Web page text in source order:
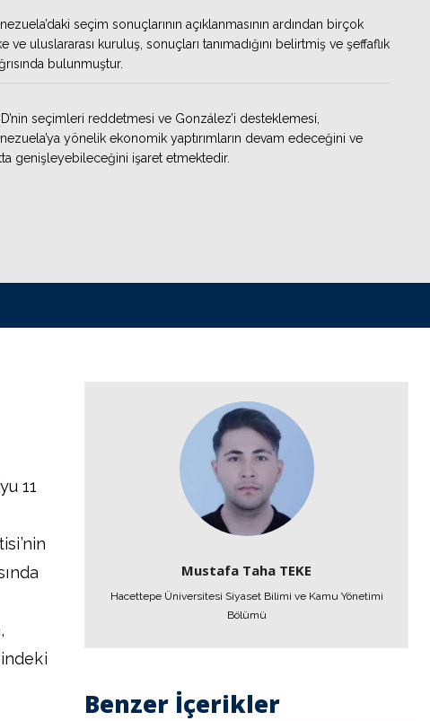
seçim sonuçlarının açıklanmasının ardından birçok
ve uluslararası kuruluş, sonuçları tanımadığını belirtmiş ve şeffaflık
bulunmuştur.
seçimleri reddetmesi ve González’i desteklemesi,
yönelik ekonomik yaptırımların devam edeceğini ve
genişleyebileceğini işaret etmektedir.
11
Mustafa Taha TEKE
Hacettepe Üniversitesi Siyaset Bilimi ve Kamu Yönetimi
Bölümü
Benzer İçerikler